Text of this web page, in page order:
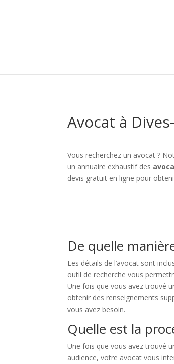
Avocat à
Vous recherchez un avocat ?
un annuaire exhaustif des
devis gratuit en ligne pour
De quelle
Les détails de l’avocat sont
outil de recherche vous
Une fois que vous avez trouvé
obtenir des renseignements
vous avez besoin.
Quelle est la
Une fois que vous avez trouvé
audience, votre avocat vous